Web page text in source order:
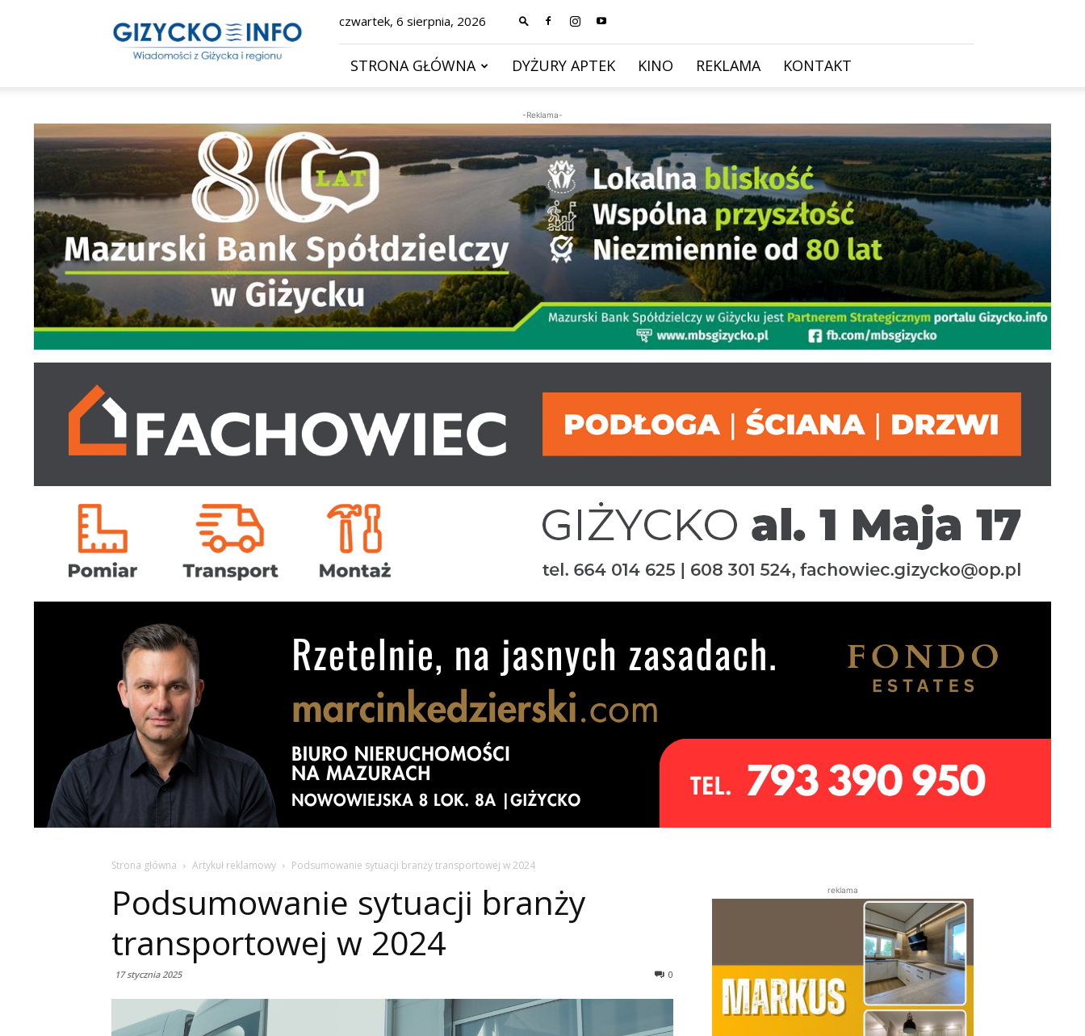
–
wiadomości
czwartek, 6 sierpnia, 2026
STRONA GŁÓWNA DYŻURY APTEK KINO REKLAMA KONTAKT
-Reklama-
Strona główna Artykuł reklamowy Podsumowanie sytuacji branży transportowej w 2024
Podsumowanie sytuacji branży
transportowej w 2024
17 stycznia 2025 0
reklama